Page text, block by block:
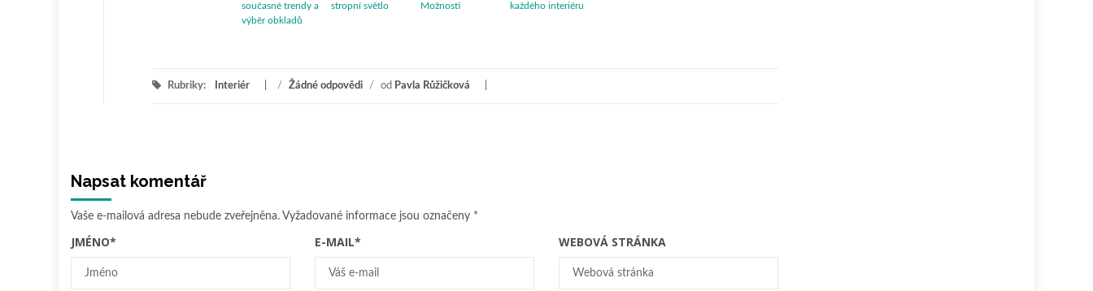
současné trendy a
výběr obkladů
stropní světlo
Možnosti
každého interiéru
Rubriky: Interiér / Žádné odpovědi / od Pavla Růžičková
Napsat komentář
Vaše e-mailová adresa nebude zveřejněna. Vyžadované informace jsou označeny *
JMÉNO* E-MAIL* WEBOVÁ STRÁNKA